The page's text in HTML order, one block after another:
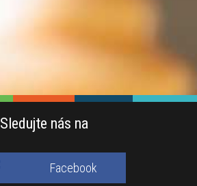
Sledujte nás na
Facebook